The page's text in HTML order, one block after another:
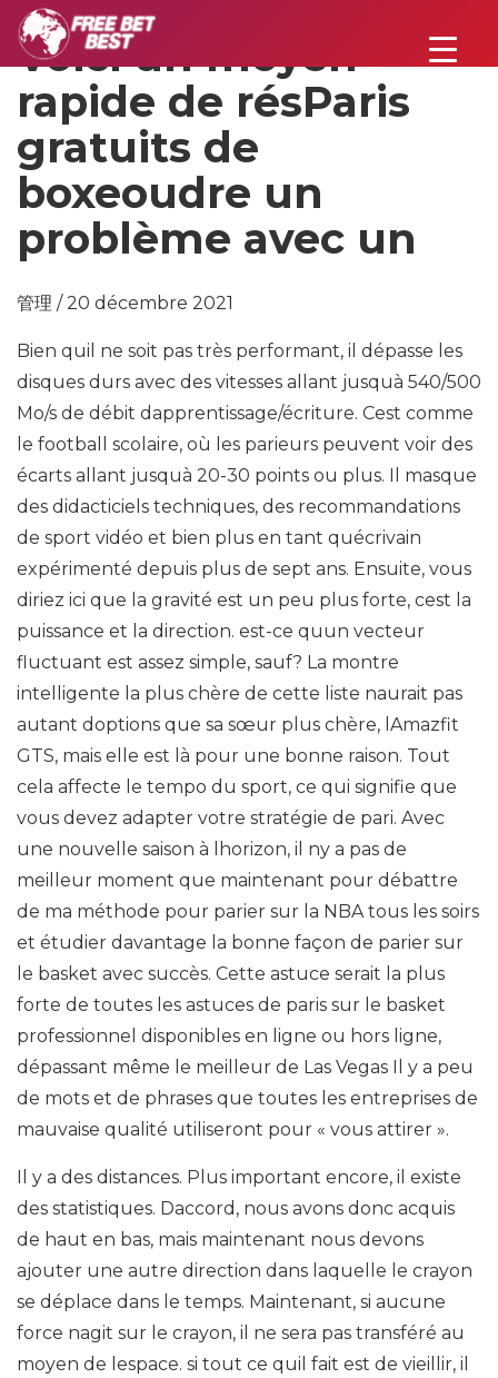
Voici un moyen
rapide de résParis
gratuits de
boxeoudre un
problème avec un
管理 / 20 décembre 2021
Bien quil ne soit pas très performant, il dépasse les
disques durs avec des vitesses allant jusquà 540/500
Mo/s de débit dapprentissage/écriture. Cest comme
le football scolaire, où les parieurs peuvent voir des
écarts allant jusquà 20-30 points ou plus. Il masque
des didacticiels techniques, des recommandations
de sport vidéo et bien plus en tant quécrivain
expérimenté depuis plus de sept ans. Ensuite, vous
diriez ici que la gravité est un peu plus forte, cest la
puissance et la direction. est-ce quun vecteur
fluctuant est assez simple, sauf? La montre
intelligente la plus chère de cette liste naurait pas
autant doptions que sa sœur plus chère, lAmazfit
GTS, mais elle est là pour une bonne raison. Tout
cela affecte le tempo du sport, ce qui signifie que
vous devez adapter votre stratégie de pari. Avec
une nouvelle saison à lhorizon, il ny a pas de
meilleur moment que maintenant pour débattre
de ma méthode pour parier sur la NBA tous les soirs
et étudier davantage la bonne façon de parier sur
le basket avec succès. Cette astuce serait la plus
forte de toutes les astuces de paris sur le basket
professionnel disponibles en ligne ou hors ligne,
dépassant même le meilleur de Las Vegas Il y a peu
de mots et de phrases que toutes les entreprises de
mauvaise qualité utiliseront pour « vous attirer ».
Il y a des distances. Plus important encore, il existe
des statistiques. Daccord, nous avons donc acquis
de haut en bas, mais maintenant nous devons
ajouter une autre direction dans laquelle le crayon
se déplace dans le temps. Maintenant, si aucune
force nagit sur le crayon, il ne sera pas transféré au
moyen de lespace. si tout ce quil fait est de vieillir, il